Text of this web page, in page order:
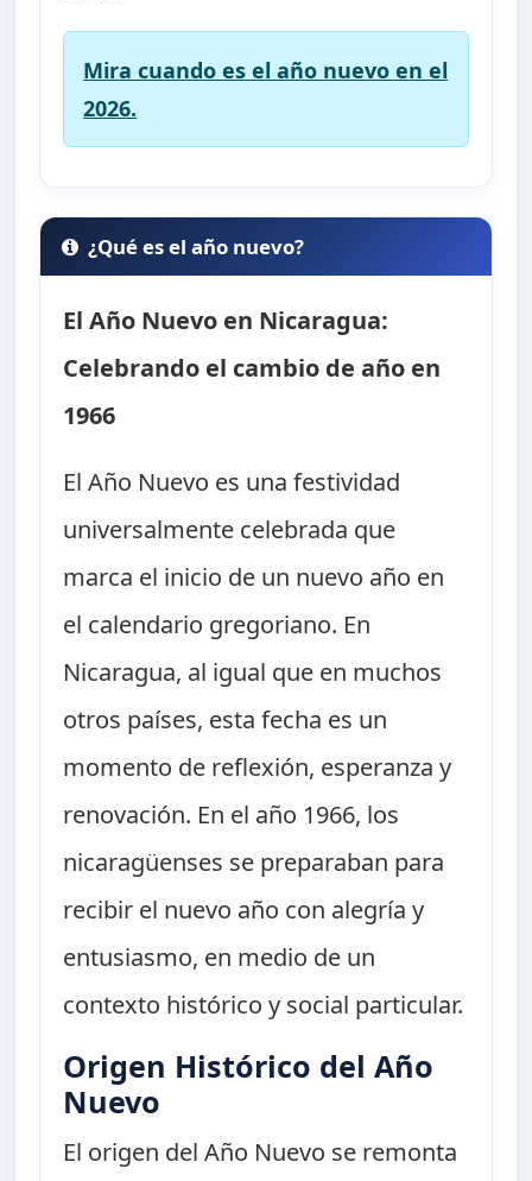
Mira cuando es el año nuevo en el
2026.
¿Qué es el año nuevo?
El Año Nuevo en Nicaragua:
Celebrando el cambio de año en
1966
El Año Nuevo es una festividad
universalmente celebrada que
marca el inicio de un nuevo año en
el calendario gregoriano. En
Nicaragua, al igual que en muchos
otros países, esta fecha es un
momento de reflexión, esperanza y
renovación. En el año 1966, los
nicaragüenses se preparaban para
recibir el nuevo año con alegría y
entusiasmo, en medio de un
contexto histórico y social particular.
Origen Histórico del Año
Nuevo
El origen del Año Nuevo se remonta